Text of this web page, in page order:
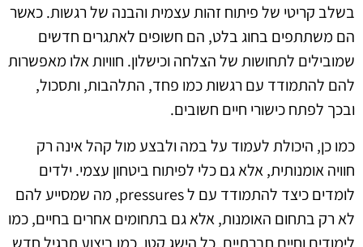
בשלב קריטי של פיתוח זהות עצמית והבנה של רגשות. כאשר
הם משתתפים בחוג בלט, הם חשופים לאתגרים חדשים
שמובילים לתחושות של הצלחה וכישלון. חוויות אלו מאפשרות
להם להתמודד עם רגשות כמו פחד, התלהבות, ותסכול,
ובכך לפתח כישורי חיים חשובים.
כמו כן, היכולת לעמוד על במה ולבצע מול קהל אינה רק
חוויה אומנותית, אלא גם כלי לפיתוח ביטחון עצמי. ילדים
לומדים כיצד להתמודד עם ל pressures, מה שמסייע להם
לא רק בתחום האומנות, אלא גם בתחומים אחרים בחיים, כמו
לימודים וחיים חברתיים. כל הישג קטן, כמו ביצוע תרגיל חדש